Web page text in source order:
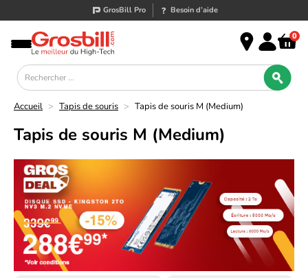
GrosBill Pro Besoin d’aide
0
Accueil > Tapis de souris > Tapis de souris M (Medium)
Tapis de souris M (Medium)